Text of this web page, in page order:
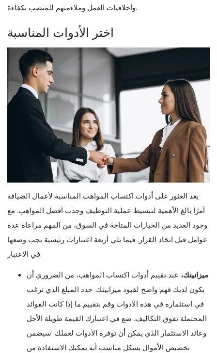
وأخلاقيات العمل وملاءمتهم للمنصب بكفاءة.
اختر الأدوات المناسبة
يعد العثور على أدوات اكتساب المواهب المناسبة لأعمال الضيافة
أمرًا بالغ الأهمية لتبسيط عملية التوظيف وجذب أفضل المواهب. مع
وجود العديد من الخيارات المتاحة في السوق، من المهم مراعاة عدة
عوامل قبل اتخاذ القرار. فيما يلي أربعة اعتبارات رئيسية يجب وضعها
في الاعتبار.
ميزانيتك، عند تقييم أدوات اكتساب المواهب، من الضروري أن
يكون لديك فهم واضح لقيود ميزانيتك. حدد المبلغ الذي ترغب
في استثماره في هذه الأدوات وقم بتقييم ما إذا كانت الفوائد
المحتملة تفوق التكاليف. ضع في اعتبارك القيمة طويلة الأجل
وعائد الاستثمار الذي يمكن أن توفره الأدوات لعملك. سيضمن
تخصيص الأموال بشكل مناسب أنه يمكنك الاستفادة من